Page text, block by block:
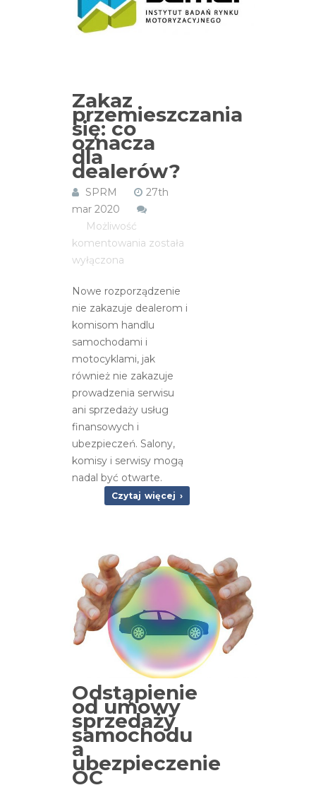
Zakaz
przemieszczania
się: co
oznacza
dla
dealerów?
SPRM
27th
mar 2020
Możliwość
komentowania Zakaz
co
oznacza
dla
została
wyłączona
Nowe rozporządzenie
nie zakazuje dealerom i
komisom handlu
samochodami i
motocyklami, jak
również nie zakazuje
prowadzenia serwisu
ani sprzedaży usług
finansowych i
ubezpieczeń. Salony,
komisy i serwisy mogą
nadal być otwarte.
Czytaj więcej ›
Odstąpienie
od umowy
sprzedaży
samochodu
a
ubezpieczenie
OC